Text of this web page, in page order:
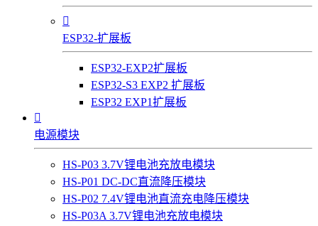

ESP32-扩展板
ESP32-EXP2扩展板
ESP32-S3 EXP2 扩展板
ESP32 EXP1扩展板

电源模块
HS-P03 3.7V锂电池充放电模块
HS-P01 DC-DC直流降压模块
HS-P02 7.4V锂电池直流充电降压模块
HS-P03A 3.7V锂电池充放电模块